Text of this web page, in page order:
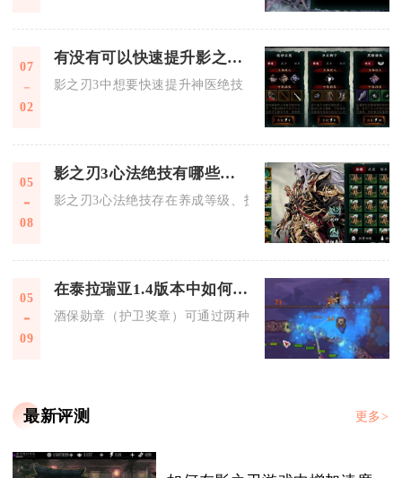
07
02
有没有可以快速提升影之刃3神医绝技的秘籍
影之刃3中想要快速提升神医绝技，核心秘籍围绕绝技养成
05
08
影之刃3心法绝技有哪些限制条件
影之刃3心法绝技存在养成等级、技能链绑定、杀意值、冷
05
09
在泰拉瑞亚1.4版本中如何得到酒保勋章
酒保勋章（护卫奖章）可通过两种核心途径获取：首次与酒
最新评测 更多>